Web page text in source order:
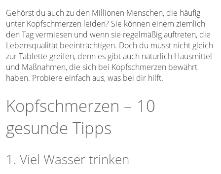
Gehörst du auch zu den Millionen Menschen, die häufig
unter Kopfschmerzen leiden? Sie können einem ziemlich
den Tag vermiesen und wenn sie regelmäßig auftreten, die
Lebensqualität beeinträchtigen. Doch du musst nicht gleich
zur Tablette greifen, denn es gibt auch natürlich Hausmittel
und Maßnahmen, die sich bei Kopfschmerzen bewährt
haben. Probiere einfach aus, was bei dir hilft.
Kopfschmerzen – 10
gesunde Tipps
1. Viel Wasser trinken